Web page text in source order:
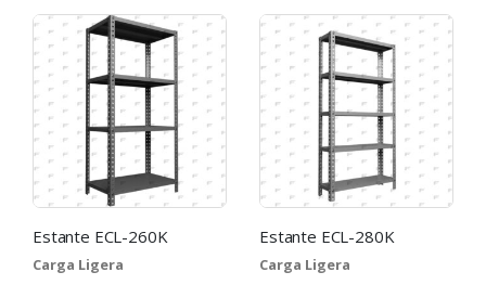
Estante ECL-260K
Carga Ligera
Estante ECL-280K
Carga Ligera